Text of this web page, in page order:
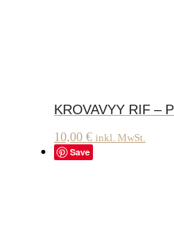
KROVAVYY RIF –
10,00 € inkl. MwSt.
Save